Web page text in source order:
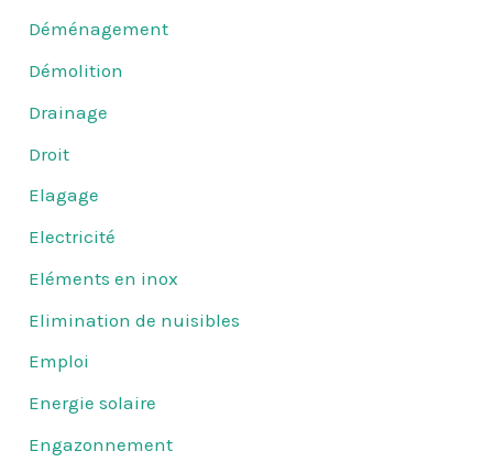
Déménagement
Démolition
Drainage
Droit
Elagage
Electricité
Eléments en inox
Elimination de nuisibles
Emploi
Energie solaire
Engazonnement